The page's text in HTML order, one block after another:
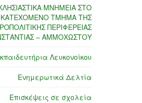
ΜΝΗΜΕΙΑ ΣΤΟ
ΚΑΤΕΧΟΜΕΝΟ ΤΜΗΜΑ ΤΗΣ
ΠΕΡΙΦΕΡΕΙΑΣ
– ΑΜΜΟΧΩΣΤΟΥ
Λευκονοίκου
Ενημερωτικά Δελτία
Επισκέψεις σε σχολεία